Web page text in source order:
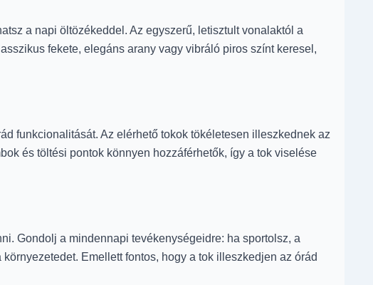
a napi öltözékeddel. Az egyszerű, letisztult vonalaktól a
fekete, elegáns arany vagy vibráló piros színt keresel,
funkcionalitását. Az elérhető tokok tökéletesen illeszkednek az
és töltési pontok könnyen hozzáférhetők, így a tok viselése
Gondolj a mindennapi tevékenységeidre: ha sportolsz, a
Emellett fontos, hogy a tok illeszkedjen az órád